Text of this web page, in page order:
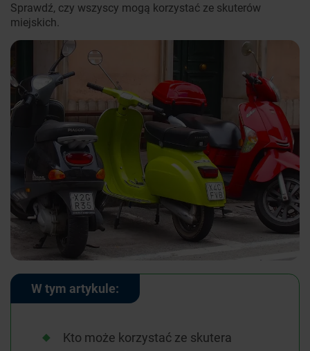
Sprawdź, czy wszyscy mogą korzystać ze skuterów
miejskich.
W tym artykule:
Kto może korzystać ze skutera